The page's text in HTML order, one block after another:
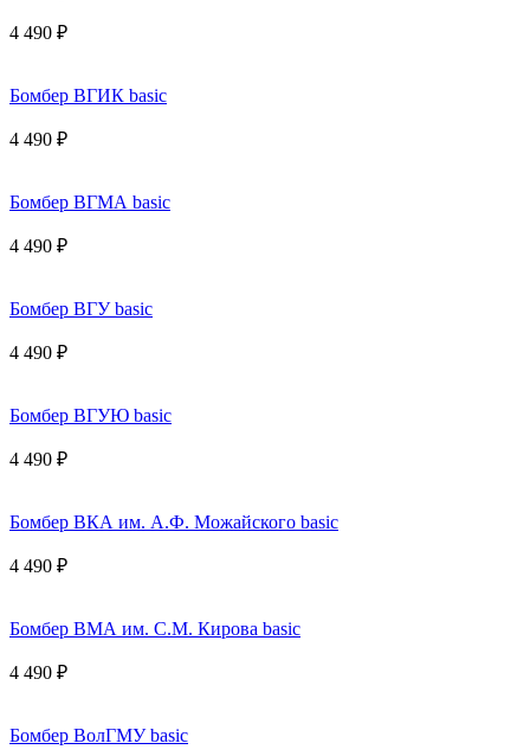
4 490 ₽
Бомбер ВГИК basic
4 490 ₽
Бомбер ВГМА basic
4 490 ₽
Бомбер ВГУ basic
4 490 ₽
Бомбер ВГУЮ basic
4 490 ₽
Бомбер ВКА им. А.Ф. Можайского basic
4 490 ₽
Бомбер ВМА им. С.М. Кирова basic
4 490 ₽
Бомбер ВолГМУ basic